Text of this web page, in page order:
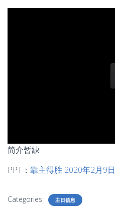
简介暂缺
PPT： 靠主得胜 2020年2月9日
Categories: 主日信息